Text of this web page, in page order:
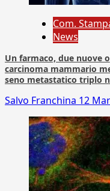
Com.
News
Un farmaco, due nuove
carcinoma mammario
seno metastatico triplo
Salvo Franchina 12